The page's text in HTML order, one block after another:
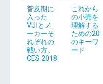
普及期に
入った
VUIとメ
ーカーそ
れぞれの
戦い方。
CES 2018
これから
の小売を
理解する
ための20
のキーワ
ード